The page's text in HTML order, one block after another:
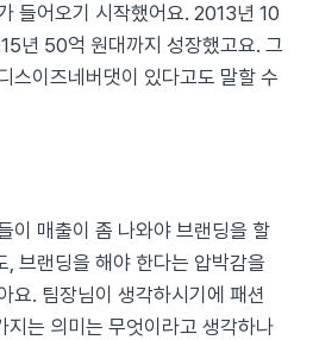
들어오기 시작했어요. 2013년 10
년 50억 원대까지 성장했고요. 그
스이즈네버댓이 있다고도 말할 수
이 매출이 좀 나와야 브랜딩을 할
, 브랜딩을 해야 한다는 압박감을
요. 팀장님이 생각하시기에 패션
지는 의미는 무엇이라고 생각하나